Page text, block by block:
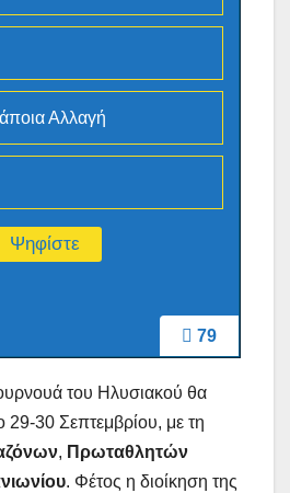
79
Αλλαγή
του Ηλυσιακού θα
29-30 Σεπτεμβρίου, με τη
, Πρωταθλητών
. Φέτος η διοίκηση της